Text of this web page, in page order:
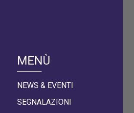
MENÙ
NEWS & EVENTI
SEGNALAZIONI